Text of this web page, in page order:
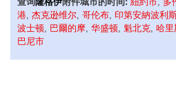
港 杰克逊维尔 哥伦布 印第安納波利
波士顿 巴爾的摩 华盛顿 魁北克 哈里
巴尼市